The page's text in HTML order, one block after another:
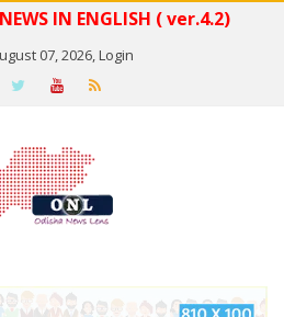
( ver.4.2)
07, 2026,Login